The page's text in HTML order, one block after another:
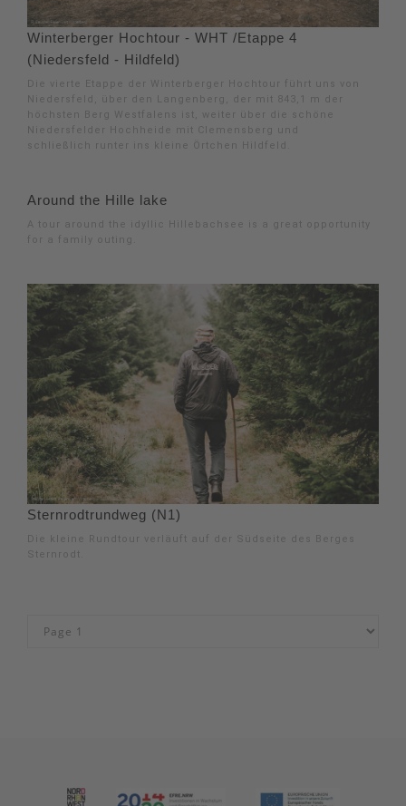
Winterberger Hochtour - WHT /Etappe 4
(Niedersfeld - Hildfeld)
Die vierte Etappe der Winterberger Hochtour führt uns von
Niedersfeld, über den Langenberg, der mit 843,1 m der
höchsten Berg Westfalens ist, weiter über die schöne
Niedersfelder Hochheide mit Clemensberg und
schließlich runter ins kleine Örtchen Hildfeld.
Around the Hille lake
A tour around the idyllic Hillebachsee is a great opportunity
for a family outing.
Sternrodtrundweg (N1)
Die kleine Rundtour verläuft auf der Südseite des Berges
Sternrodt.